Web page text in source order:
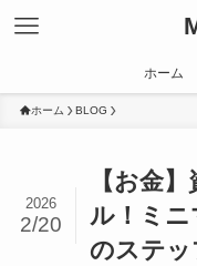
ホーム
ホーム BLOG
【お金
ル！ミニ
のステッ
2026
2/20